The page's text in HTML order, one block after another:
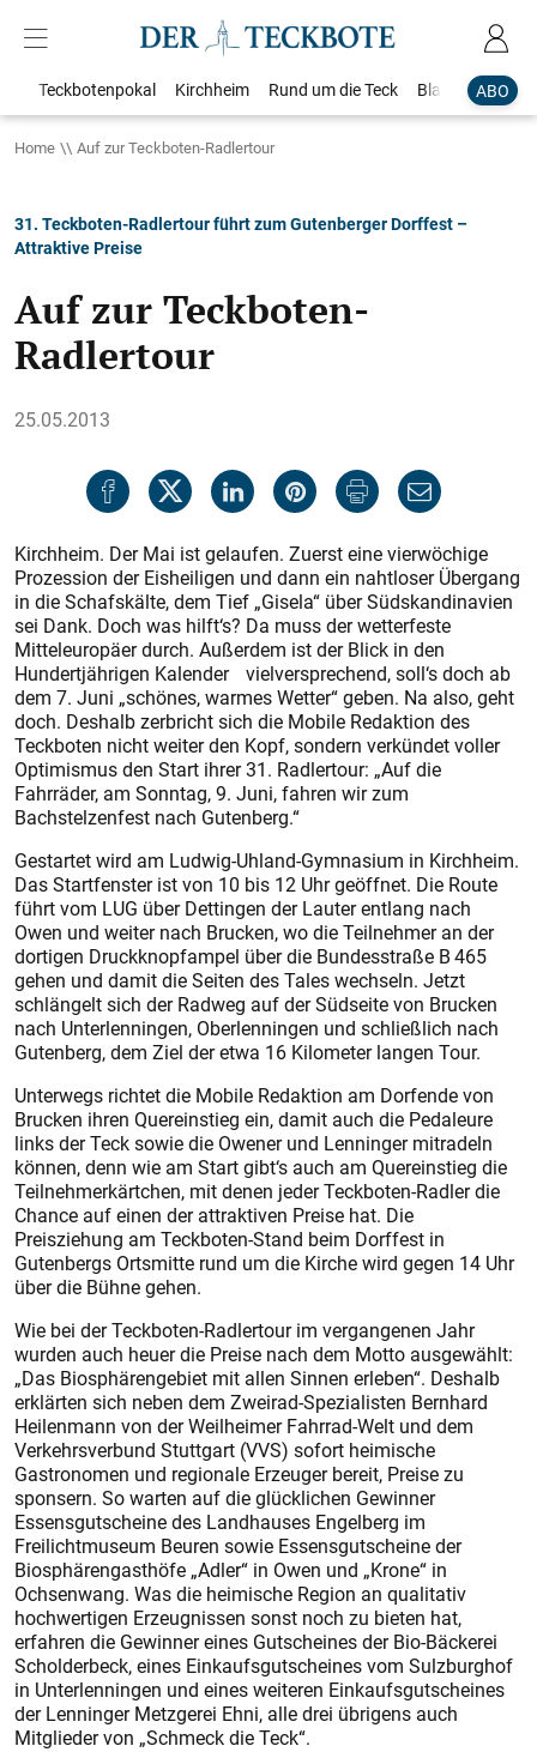
ABO
Teckbotenpokal Kirchheim Rund um die Teck Blaulicht
Home Auf zur Teckboten-Radlertour
31. Teckboten-Radlertour führt zum Gutenberger Dorffest –
Attraktive Preise
Auf zur Teckboten-
Radlertour
25.05.2013
Kirchheim. Der Mai ist gelaufen. Zuerst eine vierwöchige
Prozession der Eisheiligen und dann ein nahtloser Übergang
in die Schafskälte, dem Tief „Gisela“ über Südskandinavien
sei Dank. Doch was hilft‘s? Da muss der wetterfeste
Mitteleuropäer durch. Außerdem ist der Blick in den
Hundertjährigen Kalender vielversprechend, soll‘s doch ab
dem 7. Juni „schönes, warmes Wetter“ geben. Na also, geht
doch. Deshalb zerbricht sich die Mobile Redaktion des
Teckboten nicht weiter den Kopf, sondern verkündet voller
Optimismus den Start ihrer 31. Radlertour: „Auf die
Fahrräder, am Sonntag, 9. Juni, fahren wir zum
Bachstelzenfest nach Gutenberg.“
Gestartet wird am Ludwig-Uhland-Gymnasium in Kirchheim.
Das Startfenster ist von 10 bis 12 Uhr geöffnet. Die Route
führt vom LUG über Dettingen der Lauter entlang nach
Owen und weiter nach Brucken, wo die Teilnehmer an der
dortigen Druckknopfampel über die Bundes­straße B 465
gehen und damit die Seiten des Tales wechseln. Jetzt
schlängelt sich der Radweg auf der Südseite von Brucken
nach Unterlenningen, Oberlenningen und schließlich nach
Gutenberg, dem Ziel der etwa 16 Kilometer langen Tour.
Unterwegs richtet die Mobile Redaktion am Dorfende von
Brucken ihren Quereinstieg ein, damit auch die Pedaleure
links der Teck sowie die Owener und Lenninger mitradeln
können, denn wie am Start gibt‘s auch am Quereinstieg die
Teilnehmerkärtchen, mit denen jeder Teckboten-Radler die
Chance auf einen der attraktiven Preise hat. Die
Preisziehung am Teckboten-Stand beim Dorffest in
Gutenbergs Ortsmitte rund um die Kirche wird gegen 14 Uhr
über die Bühne gehen.
Wie bei der Teckboten-Radlertour im vergangenen Jahr
wurden auch heuer die Preise nach dem Motto ausgewählt:
„Das Biosphärengebiet mit allen Sinnen erleben“. Deshalb
erklärten sich neben dem Zweirad-Spezialisten Bernhard
Heilenmann von der Weilheimer Fahrrad-Welt und dem
Verkehrsverbund Stuttgart (VVS) sofort heimische
Gastronomen und regionale Erzeuger bereit, Preise zu
sponsern. So warten auf die glücklichen Gewinner
Essensgutscheine des Landhauses Engelberg im
Freilichtmuseum Beuren sowie Essensgutscheine der
Biosphärengasthöfe „Adler“ in Owen und „Krone“ in
Ochsenwang. Was die heimische Region an qualitativ
hochwertigen Erzeugnissen sonst noch zu bieten hat,
erfahren die Gewinner eines Gutscheines der Bio-Bäckerei
Scholderbeck, eines Einkaufsgutscheines vom Sulzburghof
in Unterlenningen und eines weiteren Einkaufsgutscheines
der Lenninger Metzgerei Ehni, alle drei übrigens auch
Mitglieder von „Schmeck die Teck“.